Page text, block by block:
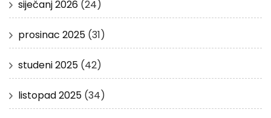
siječanj 2026 (24)
prosinac 2025 (31)
studeni 2025 (42)
listopad 2025 (34)